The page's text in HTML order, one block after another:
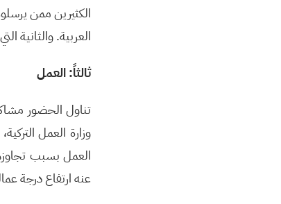
الكثيرين ممن
العربية. والثانية
ثالثاً: العمل
تناول الحضور
وزارة العمل
عنه ارتفاع درجة